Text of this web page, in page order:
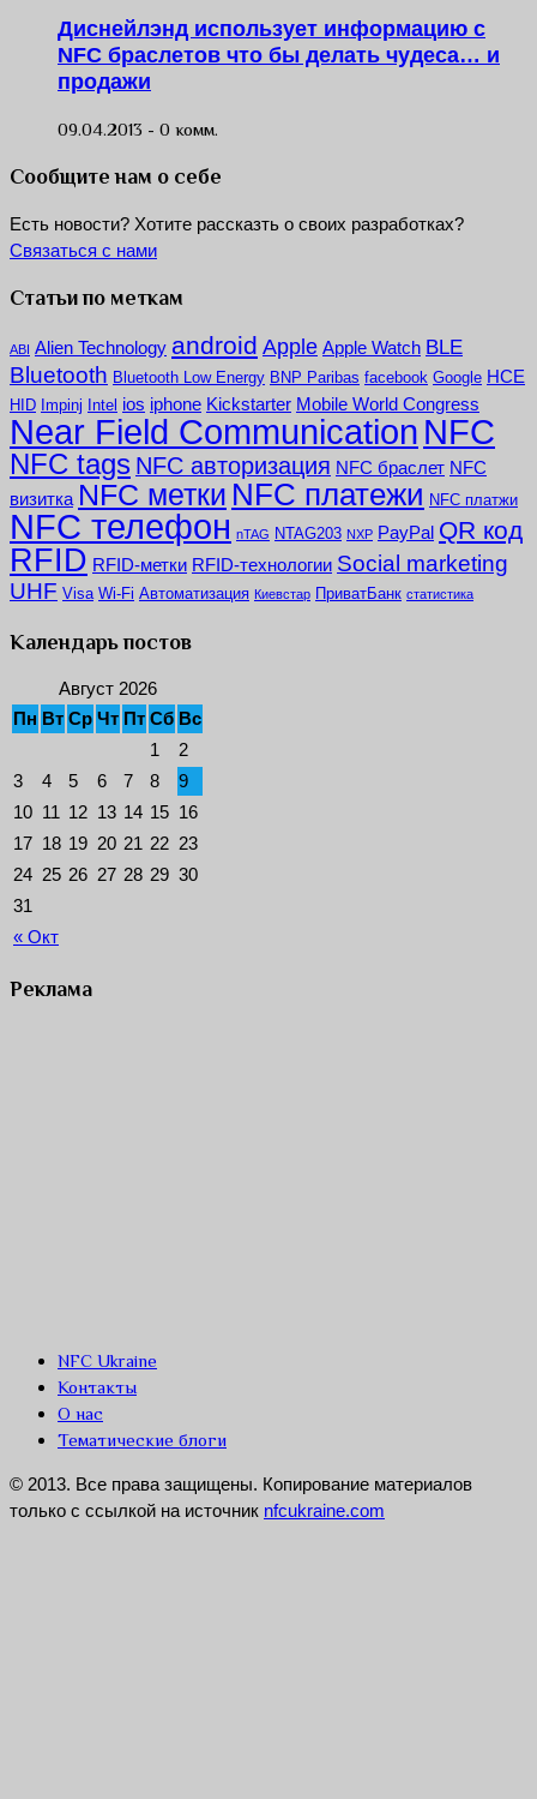
Диснейлэнд использует информацию с
NFC браслетов что бы делать чудеса… и
продажи
09.04.2013 - 0 комм.
Сообщите нам о себе
Есть новости? Хотите рассказть о своих разработках?
Связаться с нами
Статьи по меткам
ABI Alien Technology android Apple Apple Watch BLE
Bluetooth Bluetooth Low Energy BNP Paribas facebook Google HCE
HID Impinj Intel ios iphone Kickstarter Mobile World Congress
Near Field Communication NFC
NFC tags NFC авторизация NFC браслет NFC
визитка NFC метки NFC платежи NFC платжи
NFC телефон nTAG NTAG203 NXP PayPal QR код
RFID RFID-метки RFID-технологии Social marketing
UHF Visa Wi-Fi Автоматизация Киевстар ПриватБанк статистика
Календарь постов
Август 2026
Пн Вт Ср Чт Пт Сб Вс
« Окт
1
2
3
4 5 6 7 8
9
10 11 12 13 14 15 16
17 18 19 20 21 22 23
24 25 26 27 28 29 30
31
Реклама
NFC Ukraine
Контакты
О нас
Тематические блоги
© 2013. Все права защищены. Копирование материалов
только с ссылкой на источник nfcukraine.com